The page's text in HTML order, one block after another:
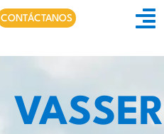
CONTÁCTANOS
VASSER